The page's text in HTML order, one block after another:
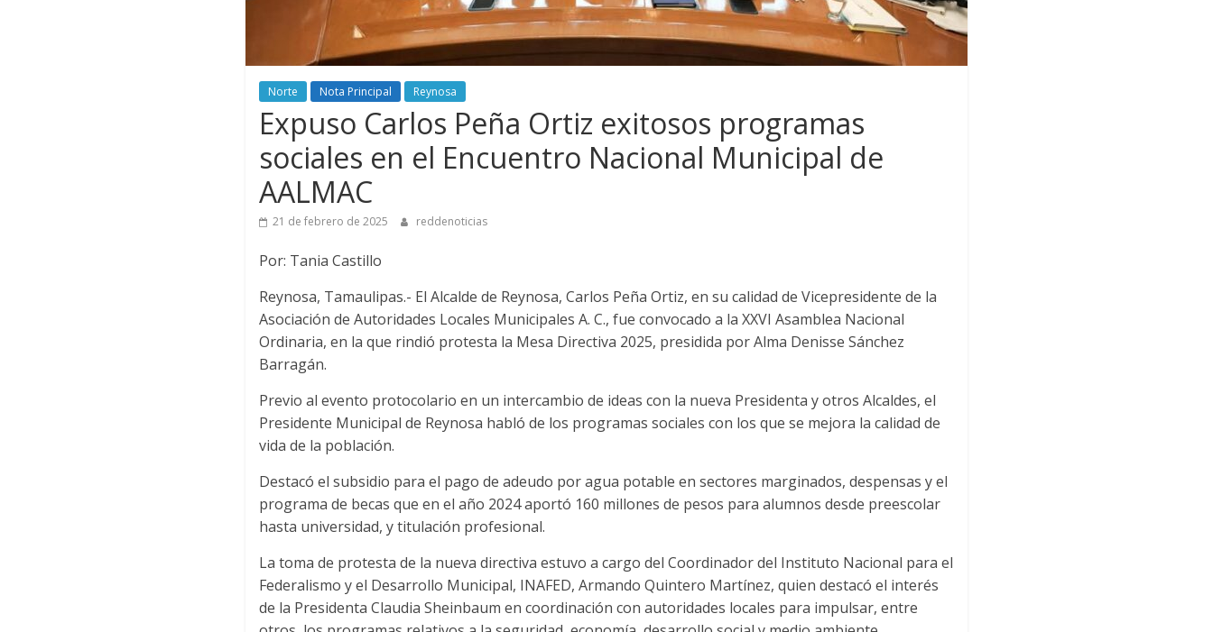
Norte Nota Principal Reynosa
Expuso Carlos Peña Ortiz exitosos programas
sociales en el Encuentro Nacional Municipal de
AALMAC
21 de febrero de 2025 reddenoticias
Por: Tania Castillo
Reynosa, Tamaulipas.- El Alcalde de Reynosa, Carlos Peña Ortiz, en su calidad de Vicepresidente de la
Asociación de Autoridades Locales Municipales A. C., fue convocado a la XXVI Asamblea Nacional
Ordinaria, en la que rindió protesta la Mesa Directiva 2025, presidida por Alma Denisse Sánchez
Barragán.
Previo al evento protocolario en un intercambio de ideas con la nueva Presidenta y otros Alcaldes, el
Presidente Municipal de Reynosa habló de los programas sociales con los que se mejora la calidad de
vida de la población.
Destacó el subsidio para el pago de adeudo por agua potable en sectores marginados, despensas y el
programa de becas que en el año 2024 aportó 160 millones de pesos para alumnos desde preescolar
hasta universidad, y titulación profesional.
La toma de protesta de la nueva directiva estuvo a cargo del Coordinador del Instituto Nacional para el
Federalismo y el Desarrollo Municipal, INAFED, Armando Quintero Martínez, quien destacó el interés
de la Presidenta Claudia Sheinbaum en coordinación con autoridades locales para impulsar, entre